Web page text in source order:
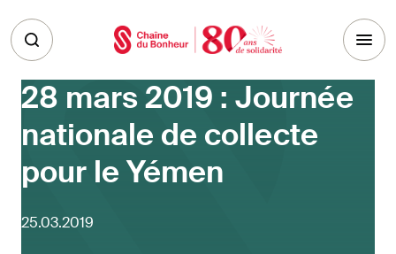
28 mars 2019 : Journée
nationale de collecte
pour le Yémen
25.03.2019